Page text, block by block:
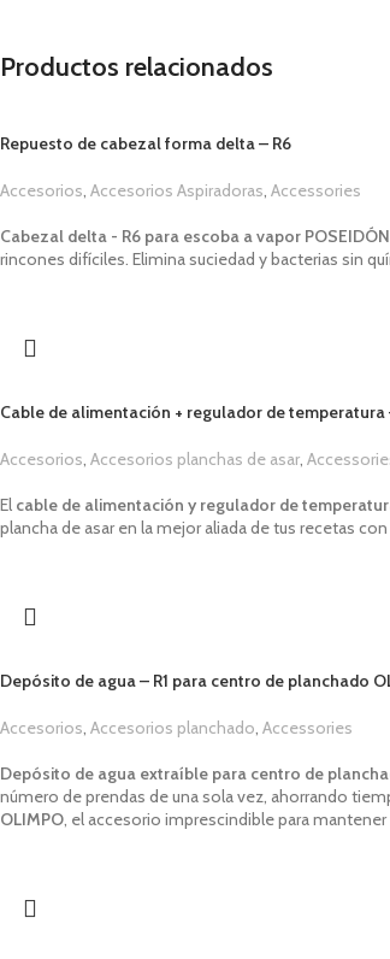
Productos relacionados
Repuesto de cabezal forma delta – R6
Accesorios Accesorios Aspiradoras Accessories
Cabezal delta - R6 para escoba a vapor
rincones difíciles. Elimina suciedad y bacterias sin
Cable de alimentación + regulador de temperatura
Accesorios Accesorios planchas de asar
El cable de alimentación y regulador de
plancha de asar en la mejor aliada de tus recetas
Depósito de agua – R1 para centro de planchado
Accesorios Accesorios planchado Accessories
Depósito de agua extraíble para centro de
número de prendas de una sola vez, ahorrando
OLIMPO , el accesorio imprescindible para